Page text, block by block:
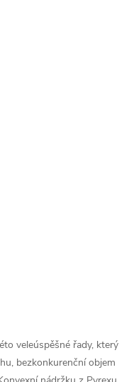
veleúspěšné řady, který
bezkonkurenční objem